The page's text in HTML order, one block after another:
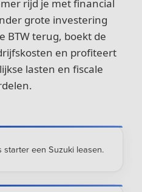
rijd je met financial
grote investering
BTW terug, boekt de
en profiteert
lasten en fiscale
starter een Suzuki leasen.